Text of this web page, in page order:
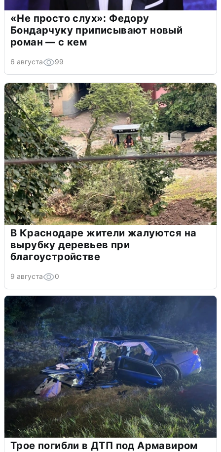
«Не просто слух»: Федору
Бондарчуку приписывают новый
роман — с кем
6 августа 99
В Краснодаре жители жалуются на
вырубку деревьев при
благоустройстве
9 августа 0
Трое погибли в ДТП под Армавиром